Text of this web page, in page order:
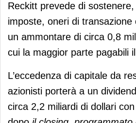
Reckitt prevede di
imposte, oneri di transazione
un ammontare di circa 0,8
cui la maggior parte pagabili
L’eccedenza di capitale da
azionisti porterà a un
circa 2,2 miliardi di dollari